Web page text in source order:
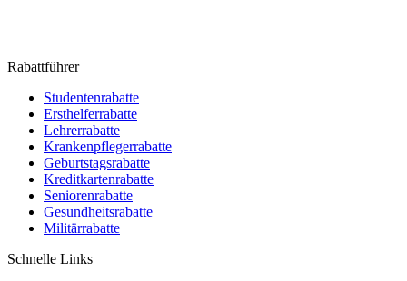
Rabattführer
Studentenrabatte
Ersthelferrabatte
Lehrerrabatte
Krankenpflegerrabatte
Geburtstagsrabatte
Kreditkartenrabatte
Seniorenrabatte
Gesundheitsrabatte
Militärrabatte
Schnelle Links